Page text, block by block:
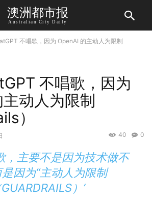
澳洲都市报
Australian City Daily
不唱歌，因为 OpenAI 的主动人为限制
不唱歌，因为
动人为限制
）
0
40
，主要不是因为技术做不
因为“主动人为限制
GUARDRAILS）’